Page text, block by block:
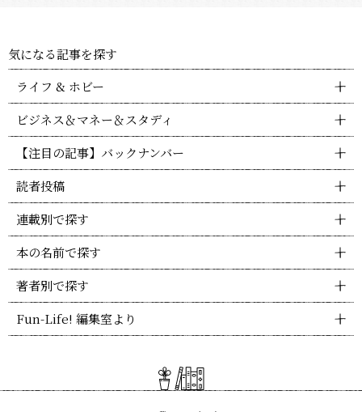
気になる記事を探す
ライフ & ホビー
ビジネス＆マネー＆スタディ
【注目の記事】バックナンバー
読者投稿
連載別で探す
本の名前で探す
著者別で探す
Fun-Life! 編集室より